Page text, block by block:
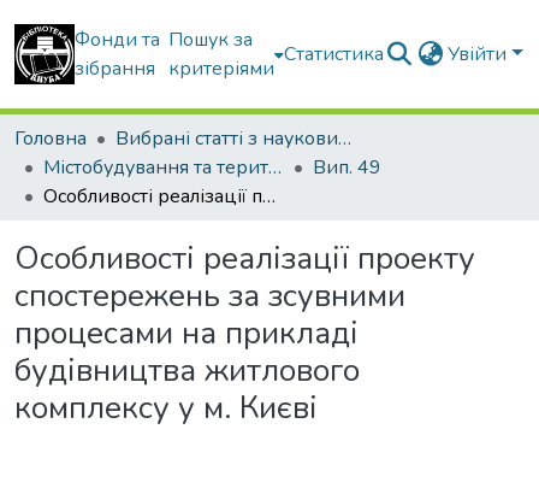
Фонди та
зібрання
Пошук за
критеріями
Статистика Увійти
Головна
Вибрані статті з наукових збірників КНУБА
Містобудування та територіальне планування
Вип. 49
Особливості реалізації проекту спостережень за зсувними процесами на прикладі будівництва житлового комплексу у м. Києві
Особливості реалізації проекту
спостережень за зсувними
процесами на прикладі
будівництва житлового
комплексу у м. Києві